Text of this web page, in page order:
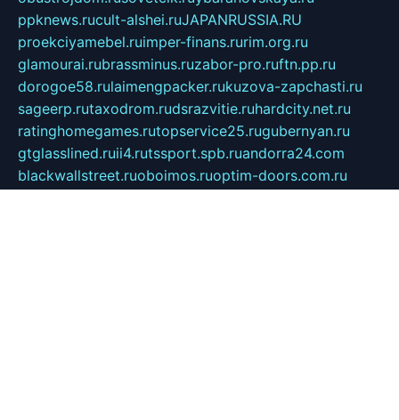
ppknews.rucult-alshei.ruJAPANRUSSIA.RU
proekciyamebel.ruimper-finans.rurim.org.ru
glamourai.rubrassminus.ruzabor-pro.ruftn.pp.ru
dorogoe58.rulaimengpacker.rukuzova-zapchasti.ru
sageerp.rutaxodrom.rudsrazvitie.ruhardcity.net.ru
ratinghomegames.rutopservice25.rugubernyan.ru
gtglasslined.ruii4.rutssport.spb.ruandorra24.com
blackwallstreet.ruoboimos.ruoptim-doors.com.ru